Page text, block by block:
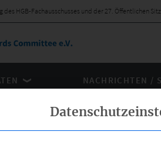
des HGB-Fachausschusses und der 27. Öffentlichen
NACHRICHTEN /